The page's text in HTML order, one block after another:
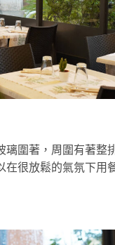
璃圍著，周圍有著整
在很放鬆的氣氛下用